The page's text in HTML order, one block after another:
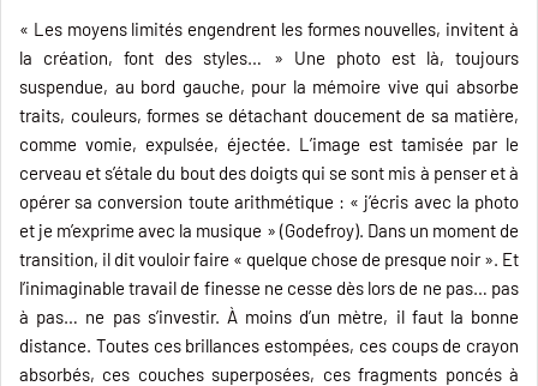
« Les moyens limités engendrent les formes nouvelles, invitent à
la création, font des styles… » Une photo est là, toujours
suspendue, au bord gauche, pour la mémoire vive qui absorbe
traits, couleurs, formes se détachant doucement de sa matière,
comme vomie, expulsée, éjectée. L’image est tamisée par le
cerveau et s’étale du bout des doigts qui se sont mis à penser et à
opérer sa conversion toute arithmétique : « j’écris avec la photo
et je m’exprime avec la musique » (Godefroy). Dans un moment de
transition, il dit vouloir faire « quelque chose de presque noir ». Et
l’inimaginable travail de finesse ne cesse dès lors de ne pas… pas
à pas… ne pas s’investir. À moins d’un mètre, il faut la bonne
distance. Toutes ces brillances estompées, ces coups de crayon
absorbés, ces couches superposées, ces fragments poncés à